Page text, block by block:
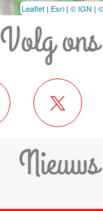
Leaflet | Esri | © IGN |
Volg
Nieuws